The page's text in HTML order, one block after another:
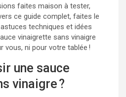
faites maison à tester,
ce guide complet, faites le
techniques et idées
vinaigrette sans vinaigre
vous, ni pour votre tablée !
une sauce
vinaigre ?